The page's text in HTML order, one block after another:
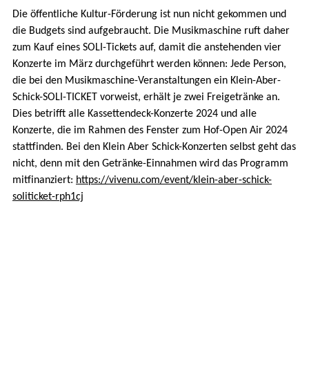
Die öffentliche Kultur-Förderung ist nun nicht gekommen und
die Budgets sind aufgebraucht. Die Musikmaschine ruft daher
zum Kauf eines SOLI-Tickets auf, damit die anstehenden vier
Konzerte im März durchgeführt werden können: Jede Person,
die bei den Musikmaschine-Veranstaltungen ein Klein-Aber-
Schick-SOLI-TICKET vorweist, erhält je zwei Freigetränke an.
Dies betrifft alle Kassettendeck-Konzerte 2024 und alle
Konzerte, die im Rahmen des Fenster zum Hof-Open Air 2024
stattfinden. Bei den Klein Aber Schick-Konzerten selbst geht das
nicht, denn mit den Getränke-Einnahmen wird das Programm
mitfinanziert: https://vivenu.com/event/klein-aber-schick-
soliticket-rph1cj